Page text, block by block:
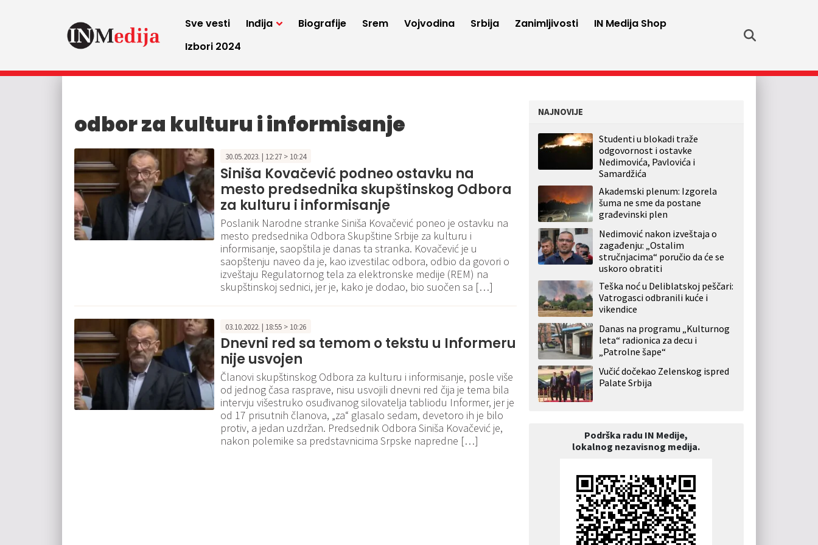
Sve vesti Inđija Biografije Srem Vojvodina Srbija Zanimljivosti
IN Medija Shop
Izbori 2024
odbor za kulturu i informisanje
30.05.2023. | 12:27 > 10:24
Siniša Kovačević podneo ostavku na
mesto predsednika skupštinskog Odbora
za kulturu i informisanje
Poslanik Narodne stranke Siniša Kovačević poneo je ostavku na
mesto predsednika Odbora Skupštine Srbije za kulturu i
informisanje, saopštila je danas ta stranka. Kovačević je u
saopštenju naveo da je, kao izvestilac odbora, odbio da govori o
izveštaju Regulatornog tela za elektronske medije (REM) na
skupštinskoj sednici, jer je, kako je dodao, bio suočen sa […]
03.10.2022. | 18:55 > 10:26
Dnevni red sa temom o tekstu u Informeru
nije usvojen
Članovi skupštinskog Odbora za kulturu i informisanje, posle više
od jednog časa rasprave, nisu usvojili dnevni red čija je tema bila
intervju višestruko osuđivanog silovatelja tabliodu Informer, jer je
od 17 prisutnih članova, „za“ glasalo sedam, devetoro ih je bilo
protiv, a jedan uzdržan. Predsednik Odbora Siniša Kovačević je,
nakon polemike sa predstavnicima Srpske napredne […]
NAJNOVIJE
Studenti u blokadi traže
odgovornost i ostavke
Nedimovića, Pavlovića i
Samardžića
Akademski plenum: Izgorela
šuma ne sme da postane
građevinski plen
Nedimović nakon izveštaja o
zagađenju: „Ostalim
stručnjacima“ poručio da će se
uskoro obratiti
Teška noć u Deliblatskoj peščari:
Vatrogasci odbranili kuće i
vikendice
Danas na programu „Kulturnog
leta“ radionica za decu i
„Patrolne šape“
Vučić dočekao Zelenskog ispred
Palate Srbija
Podrška radu IN Medije,
lokalnog nezavisnog medija.